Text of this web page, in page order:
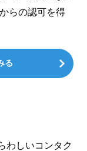
らの認可を得
る
わしいコンタク